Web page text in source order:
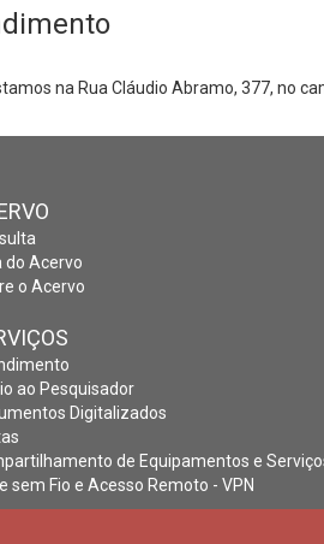
na Rua Cláudio Abramo, 377, no
do Acervo
o Acervo
ao Pesquisador
Digitalizados
de Equipamentos e
sem Fio e Acesso Remoto - VPN